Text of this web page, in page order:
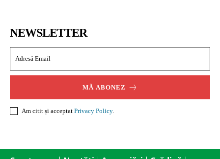
NEWSLETTER
MĂ ABONEZ
Am citit și acceptat Privacy Policy.